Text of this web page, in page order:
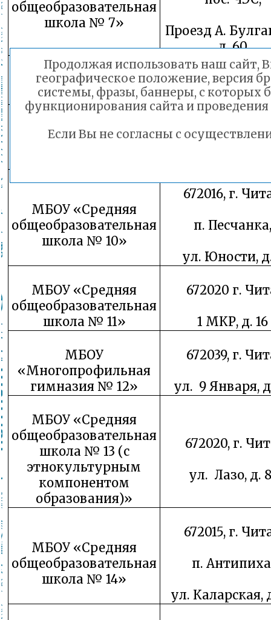
общеобразовательная
школа № 7»
Проезд А.
д. 60
МБОУ «Средняя
общеобразовательная
школа № 8»
672030, г. Чита,
мкр. Д. 4
МБОУ «Средняя
672038, г.
МБОУ «Средняя
общеобразовательная
школа № 10»
672016, г.
п. Песчанка,
ул. Юности,
МБОУ «Средняя
общеобразовательная
школа № 11»
672020 г.
1 МКР, д. 16
МБОУ
«Многопрофильная
гимназия № 12»
672039, г.
ул. 9 Января,
МБОУ «Средняя
общеобразовательная
школа № 13 (с
этнокультурным
компонентом
образования)»
672020, г.
ул. Лазо, д.
МБОУ «Средняя
общеобразовательная
школа № 14»
672015, г.
п.
ул. Каларская,
Продолжая использовать наш сайт,
географическое положение, версия
системы, фразы, баннеры, с которых
функционирования сайта и
Если Вы не согласны с